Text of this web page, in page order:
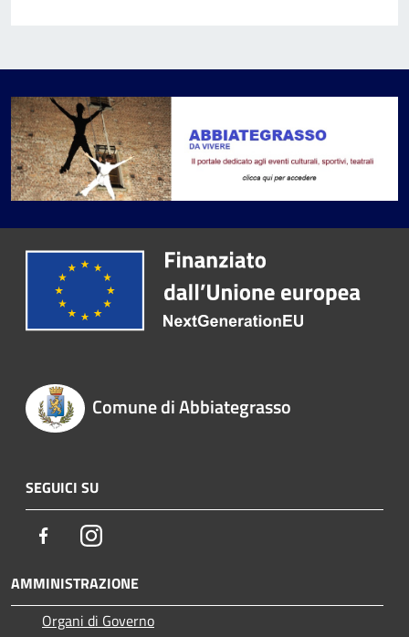
Comune di Abbiategrasso
SEGUICI SU
FacebookInstagram
AMMINISTRAZIONE
Organi di Governo